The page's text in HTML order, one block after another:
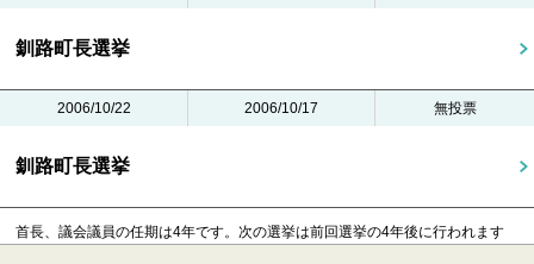
釧路町長選挙
2006/10/22 2006/10/17 無投票
釧路町長選挙
首長、議会議員の任期は4年です。 次の選挙は前回選挙の4年後に行われます